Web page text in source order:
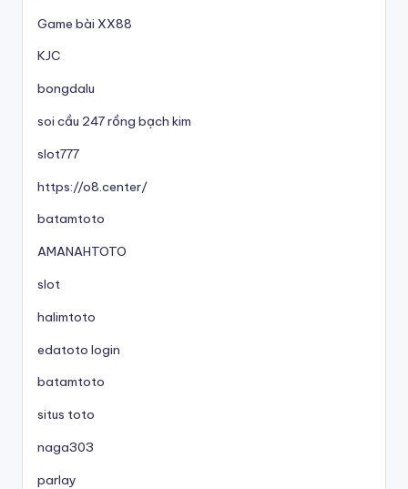
Game bài XX88
KJC
bongdalu
soi cầu 247 rồng bạch kim
slot777
https://o8.center/
batamtoto
AMANAHTOTO
slot
halimtoto
edatoto login
batamtoto
situs toto
naga303
parlay